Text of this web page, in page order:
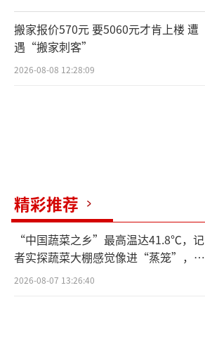
搬家报价570元 要5060元才肯上楼 遭
遇“搬家刺客”
2026-08-08 12:28:09
精彩推荐
“中国蔬菜之乡”最高温达41.8℃，记
者实探蔬菜大棚感觉像进“蒸笼”，有
村民称只能凌晨两点起来干活
2026-08-07 13:26:40